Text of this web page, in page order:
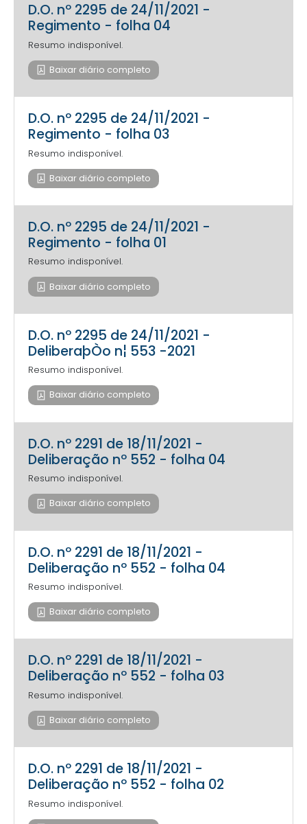
D.O. nº 2295 de 24/11/2021 -
Regimento - folha 04
Resumo indisponível.
Baixar diário completo
D.O. nº 2295 de 24/11/2021 -
Regimento - folha 03
Resumo indisponível.
Baixar diário completo
D.O. nº 2295 de 24/11/2021 -
Regimento - folha 01
Resumo indisponível.
Baixar diário completo
D.O. nº 2295 de 24/11/2021 -
DeliberaþÒo n¦ 553 -2021
Resumo indisponível.
Baixar diário completo
D.O. nº 2291 de 18/11/2021 -
Deliberação nº 552 - folha 04
Resumo indisponível.
Baixar diário completo
D.O. nº 2291 de 18/11/2021 -
Deliberação nº 552 - folha 04
Resumo indisponível.
Baixar diário completo
D.O. nº 2291 de 18/11/2021 -
Deliberação nº 552 - folha 03
Resumo indisponível.
Baixar diário completo
D.O. nº 2291 de 18/11/2021 -
Deliberação nº 552 - folha 02
Resumo indisponível.